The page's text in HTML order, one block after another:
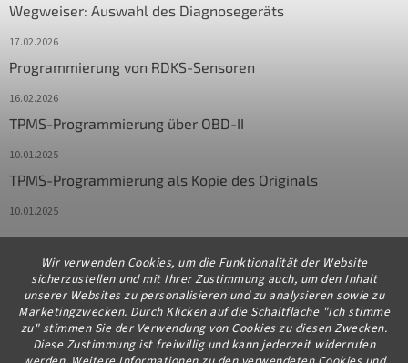
Wir verwenden Cookies, um die Funktionalität der Website
sicherzustellen und mit Ihrer Zustimmung auch, um den Inhalt
unserer Websites zu personalisieren und zu analysieren sowie zu
Marketingzwecken. Durch Klicken auf die Schaltfläche "Ich stimme
zu" stimmen Sie der Verwendung von Cookies zu diesen Zwecken.
Diese Zustimmung ist freiwillig und kann jederzeit widerrufen
Wegweiser: Auswahl des Diagnosegeräts
17.02.2026
Programmierung von RDKS-Sensoren
16.02.2026
TPMS-Programmierung über OBD-II
10.01.2025
TPMS-Programmierung als Kopie des Originals
10.01.2025
Kontakt
info@diagstore.de
+491706654834